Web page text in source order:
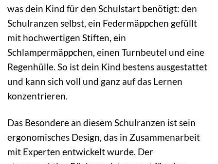
was dein Kind für den Schulstart benötigt: den
Schulranzen selbst, ein Federmäppchen gefüllt
mit hochwertigen Stiften, ein
Schlampermäppchen, einen Turnbeutel und eine
Regenhülle. So ist dein Kind bestens ausgestattet
und kann sich voll und ganz auf das Lernen
konzentrieren.
Das Besondere an diesem Schulranzen ist sein
ergonomisches Design, das in Zusammenarbeit
mit Experten entwickelt wurde. Der